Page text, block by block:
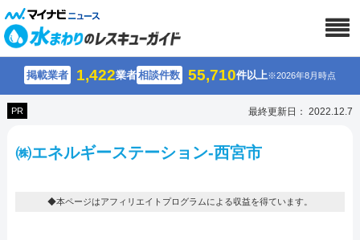
掲載業者 1,422業者相談件数 55,710件以上※2026年8月時点
PR 最終更新日： 2022.12.7
㈱エネルギーステーション-西宮市
◆本ページはアフィリエイトプログラムによる収益を得ています。